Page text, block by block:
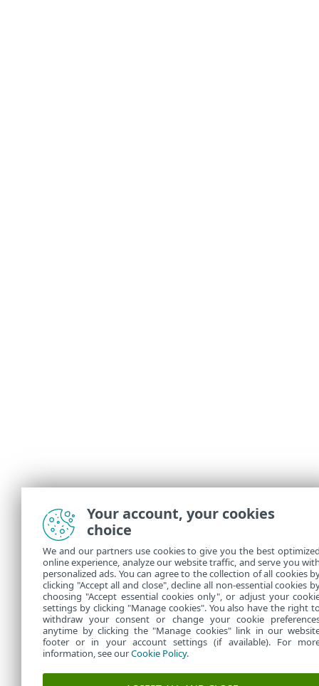
Your account, your cookies
choice
We and our partners use cookies to give you the best
online experience, analyze our website traffic, and serve you
personalized ads. You can agree to the collection of all cookies
clicking "Accept all and close", decline all non-essential cookies
choosing "Accept essential cookies only", or adjust your
settings by clicking "Manage cookies". You also have the right
withdraw your consent or change your cookie
anytime by clicking the "Manage cookies" link in our
footer or in your account settings (if available). For
information, see ourCookie Policy.